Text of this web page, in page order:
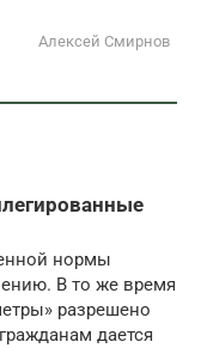
Алексей Смирнов
нормы
В то же время
разрешено
дается